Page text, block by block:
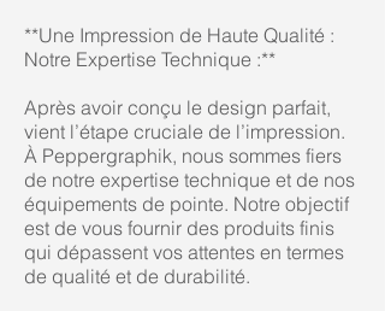
**Une Impression de Haute Qualité :
Notre Expertise Technique :**
Après avoir conçu le design parfait,
vient l’étape cruciale de l’impression.
À Peppergraphik, nous sommes fiers
de notre expertise technique et de nos
équipements de pointe. Notre objectif
est de vous fournir des produits finis
qui dépassent vos attentes en termes
de qualité et de durabilité.